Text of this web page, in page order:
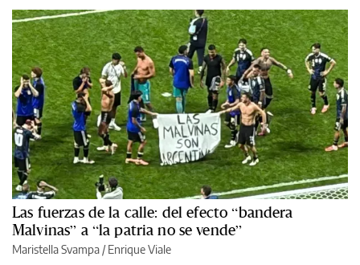
Las fuerzas de la calle: del efecto “bandera
Malvinas” a “la patria no se vende”
Maristella Svampa /Enrique Viale